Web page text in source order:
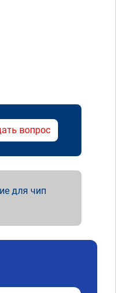
вопрос
для чип